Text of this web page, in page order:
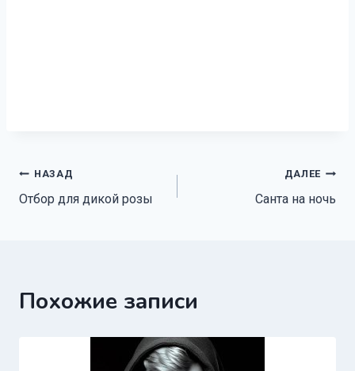
Навигация
по
НАЗАД
Отбор для дикой розы
ДАЛЕЕ
Санта на ночь
Похожие записи